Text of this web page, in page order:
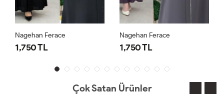
Nagehan Ferace
1,750 TL
Nagehan Ferace
1,750 TL
Çok Satan Ürünler